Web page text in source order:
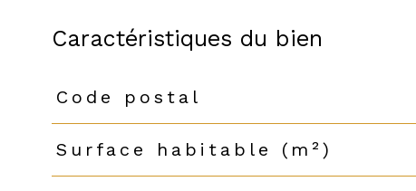
Caractéristiques du bien
Caractéristiques Valeurs
Code postal
Surface habitable (m²)